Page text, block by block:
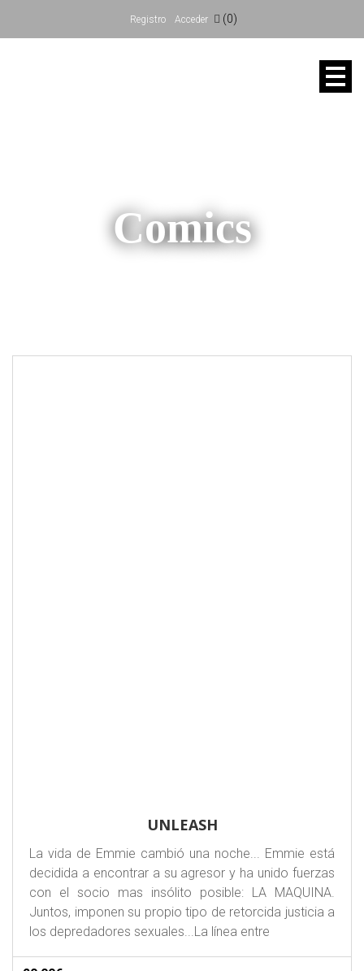
Registro Acceder (0)
Comics
UNLEASH
La vida de Emmie cambió una noche... Emmie está
decidida a encontrar a su agresor y ha unido fuerzas
con el socio mas insólito posible: LA MAQUINA.
Juntos, imponen su propio tipo de retorcida justicia a
los depredadores sexuales...La línea entre